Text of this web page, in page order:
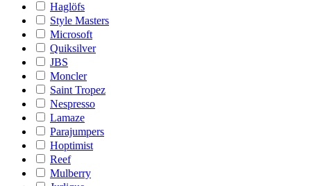
Haglöfs
Style Masters
Microsoft
Quiksilver
JBS
Moncler
Saint Tropez
Nespresso
Lamaze
Parajumpers
Hoptimist
Reef
Mulberry